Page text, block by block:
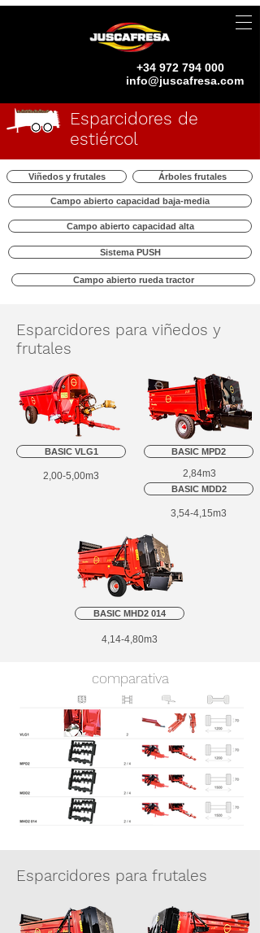
+34 972 794 000
info@juscafresa.com
Esparcidores de
estiércol
Viñedos y frutales Árboles frutales
Campo abierto capacidad baja-media
Campo abierto capacidad alta
Sistema PUSH
Campo abierto rueda tractor
Esparcidores para viñedos y
frutales
BASIC VLG1
2,00-5,00m3
BASIC MPD2
2,84m3
BASIC MDD2
3,54-4,15m3
BASIC MHD2 014
4,14-4,80m3
comparativa
Esparcidores para frutales